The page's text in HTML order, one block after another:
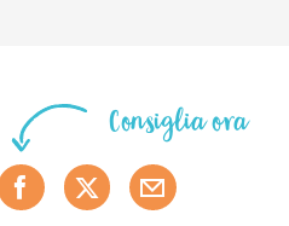
Consiglia ora